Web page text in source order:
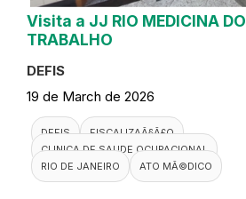
Visita a JJ RIO MEDICINA DO
TRABALHO
DEFIS
19 de March de 2026
DEFIS
FISCALIZAÃ§Ã£O
CLINICA DE SAUDE OCUPACIONAL
RIO DE JANEIRO
ATO MÃ©DICO